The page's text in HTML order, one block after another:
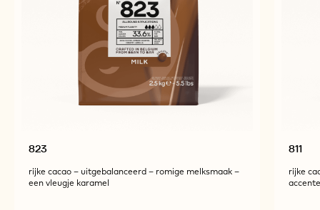
823
rijke cacao – uitgebalanceerd – romige melksmaak –
een vleugje karamel
811
rijke